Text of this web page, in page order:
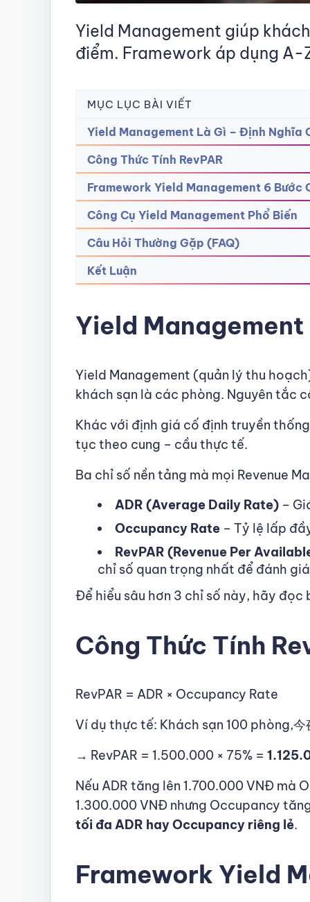
Yield Management giúp
điểm. Framework áp dụng A-
MỤC LỤC BÀI VIẾT
Yield Management Là Gì – Định Nghĩa
Công Thức Tính RevPAR
Framework Yield Management 6 Bước
Công Cụ Yield Management Phổ Biến
Câu Hỏi Thường Gặp (FAQ)
Kết Luận
Yield
Yield Management (quản lý thu
khách sạn là các phòng. Nguyên tắc
Khác với định giá cố định truyền
tục theo cung – cầu thực tế.
Ba chỉ số nền tảng mà mọi Revenue
ADR (Average Daily Rate)–
Occupancy Rate– Tỷ lệ lấp
RevPAR (Revenue Per
chỉ số quan trọng nhất để đánh
Để hiểu sâu hơn 3 chỉ số này, hãy đọc
Công Thức Tính
RevPAR = ADR × Occupancy Rate
Ví dụ thực tế: Khách sạn 100 phòng,
→ RevPAR = 1.500.000 × 75% =
Nếu ADR tăng lên 1.700.000 VNĐ mà
1.300.000 VNĐ nhưng Occupancy
tối đa ADR hay Occupancy riêng lẻ.
Framework Yield